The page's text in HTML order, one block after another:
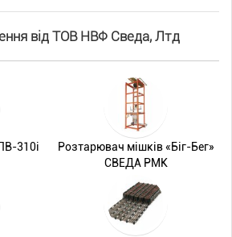
від ТОВ НВФ Сведа, Лтд
310i
Розтарювач мішків «Біг-Бег»
СВЕДА РМК